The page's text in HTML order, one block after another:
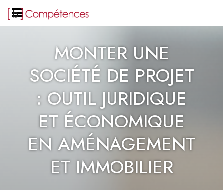
MONTER UNE
SOCIÉTÉ DE PROJET
: OUTIL JURIDIQUE
ET ÉCONOMIQUE
EN AMÉNAGEMENT
ET IMMOBILIER